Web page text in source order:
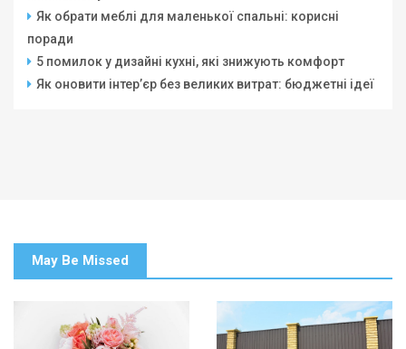
Як обрати меблі для маленької спальні: корисні
поради
5 помилок у дизайні кухні, які знижують комфорт
Як оновити інтер’єр без великих витрат: бюджетні ідеї
May Be Missed